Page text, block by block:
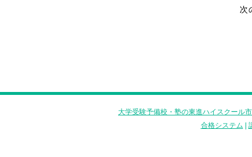
次
大学受験予備校・塾の東進ハイスクール
合格システム